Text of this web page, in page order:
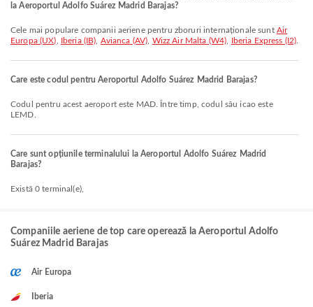
la Aeroportul Adolfo Suárez Madrid Barajas?
Cele mai populare companii aeriene pentru zboruri internaționale sunt Air
Europa (UX)
Iberia (IB) Avianca (AV) Wizz Air Malta (W4) Iberia Express (I2)
Care este codul pentru Aeroportul Adolfo Suárez Madrid Barajas?
Codul pentru acest aeroport este MAD. Între timp, codul său icao este
LEMD.
Care sunt opțiunile terminalului la Aeroportul Adolfo Suárez Madrid
Barajas?
Există 0 terminal(e),
Companiile aeriene de top care operează la Aeroportul Adolfo
Suárez Madrid Barajas
Air Europa
Iberia